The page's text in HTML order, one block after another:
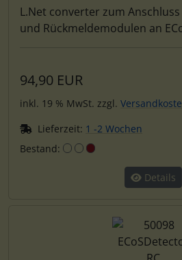
L.Net converter zum
94,90 EUR
inkl. 19 % MwSt. zzgl.
Lieferzeit: 1 -2 Wochen
Bestand:
Details